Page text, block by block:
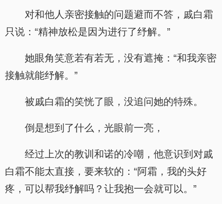
对和他人亲密接触的问题避而不答，戚白霜
只说：“精神放松是因为进行了纾解。”
她眼角笑意若有若无，没有遮掩：“和我亲密
接触就能纾解。”
被戚白霜的笑恍了眼，没追问她的特殊。
倒是想到了什么，光眼前一亮，
经过上次的教训和诺的冷嘲，他意识到对戚
白霜不能太直接，要来软的：“阿霜，我的头好
疼，可以帮我纾解吗？让我抱一会就可以。”